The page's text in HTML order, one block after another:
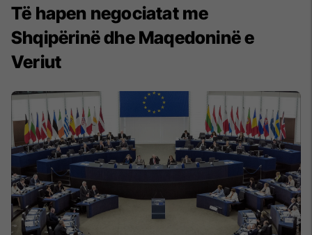
Të hapen negociatat me
Shqipërinë dhe Maqedoninë e
Veriut